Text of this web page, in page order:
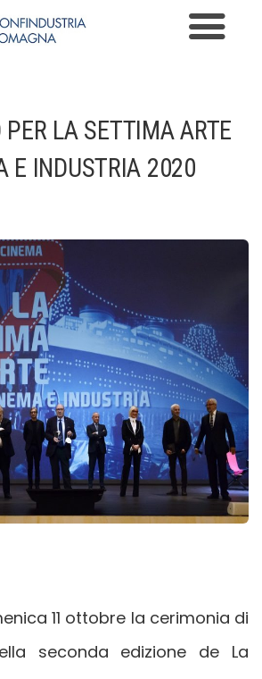
Programma
Edizioni
Gallery
Informazioni Privacy
PER LA SETTIMA ARTE
E INDUSTRIA 2020
11 ottobre la cerimonia di
seconda edizione de La